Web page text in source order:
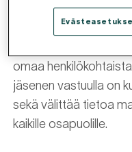
Kaikissa päätöksissä
omaa
jäsenen vastuulla on
sekä välittää tietoa
kaikille osapuolille.